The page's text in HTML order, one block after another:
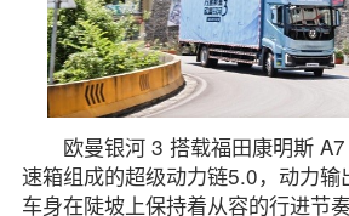
欧曼银河 3 搭载福田康明斯
速箱组成的超级动力链5.0，动力输
车身在陡坡上保持着从容的行进节奏